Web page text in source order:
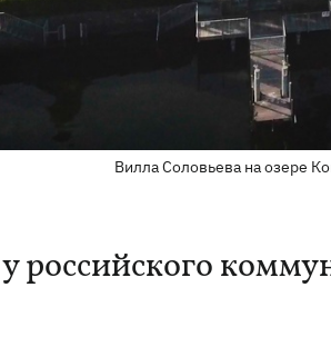
Вилла Соловьева на озере
российского